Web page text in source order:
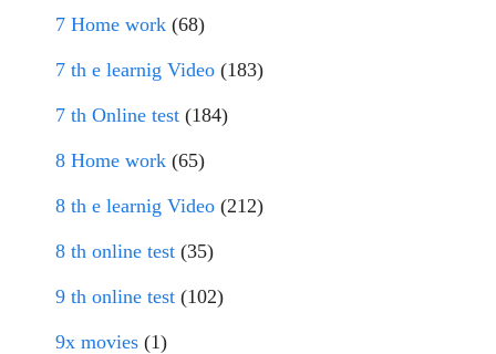
7 Home work (68)
7 th e learnig Video (183)
7 th Online test (184)
8 Home work (65)
8 th e learnig Video (212)
8 th online test (35)
9 th online test (102)
9x movies (1)